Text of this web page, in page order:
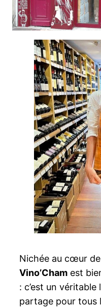
Nichée au cœur
Vino’Cham est
: c’est un
partage pour tous